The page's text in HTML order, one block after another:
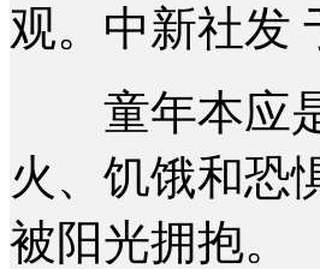
观。中新社发
童年本应是
火、饥饿和恐
被阳光拥抱。